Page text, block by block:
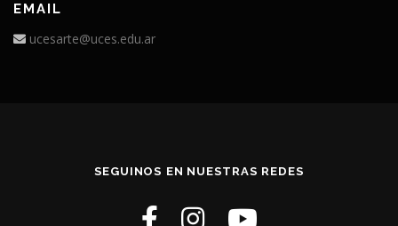
EMAIL
ucesarte@uces.edu.ar
SEGUINOS EN NUESTRAS REDES